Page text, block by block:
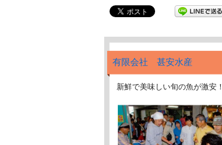
有限会社 甚安水産
新鮮で美味しい旬の魚が激安！